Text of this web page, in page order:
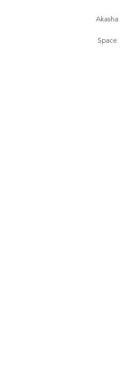
Akasha
Space